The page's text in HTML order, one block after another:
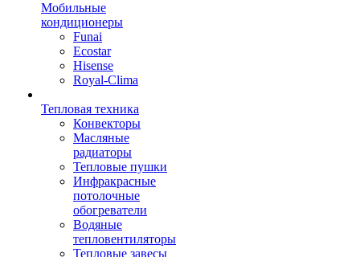
Мобильные
кондиционеры
Funai
Ecostar
Hisense
Royal-Clima
Тепловая техника
Конвекторы
Масляные
радиаторы
Тепловые пушки
Инфракрасные
потолочные
обогреватели
Водяные
тепловентиляторы
Тепловые завесы